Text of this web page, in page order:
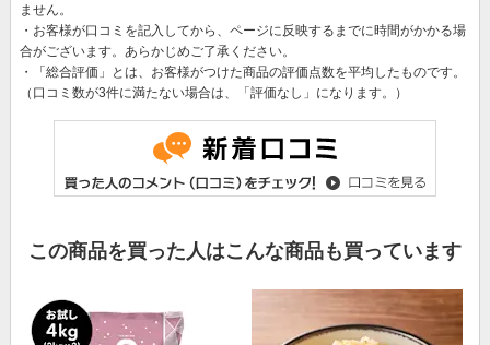
ません。
・お客様が口コミを記入してから、ページに反映するまでに時間がかかる場
合がございます。あらかじめご了承ください。
・「総合評価」とは、お客様がつけた商品の評価点数を平均したものです。
（口コミ数が3件に満たない場合は、「評価なし」になります。）
この商品を買った人はこんな商品も買っています